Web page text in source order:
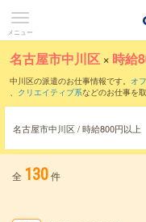
メニュー
名古屋市中川区 × 時給
中川区の派遣のお仕事情報です。 オ
、 クリエイティブ系などのお仕事を
時給1150円以上・ 1800円以上の求人
当サイトでは法令を遵守し、最低
名古屋市中川区 / 時給800円以上
全 130件